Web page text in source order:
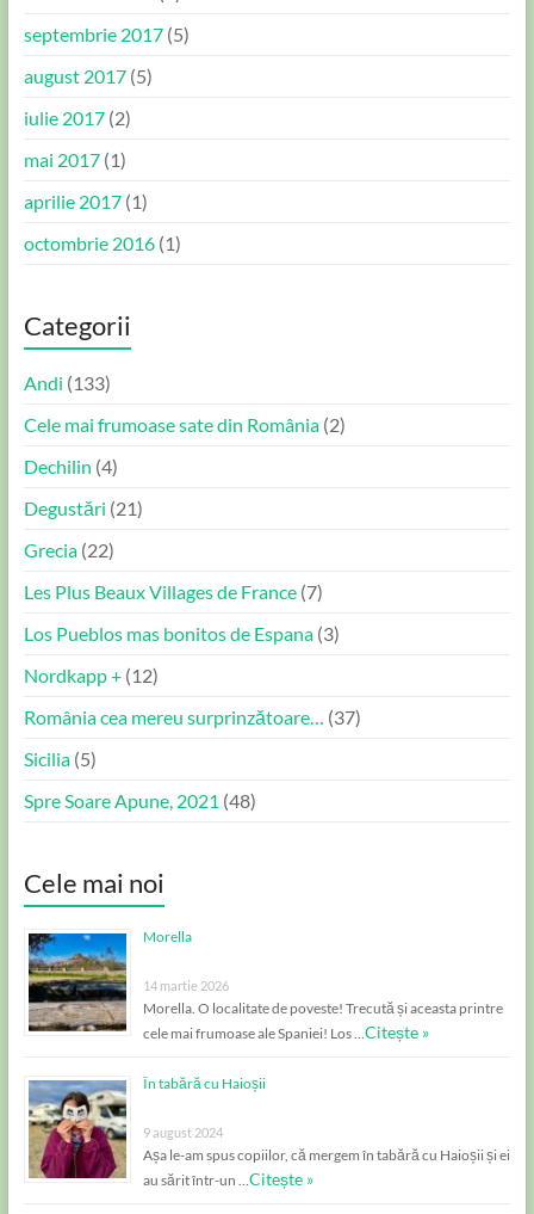
septembrie 2017(5)
august 2017(5)
iulie 2017(2)
mai 2017(1)
aprilie 2017(1)
octombrie 2016(1)
Categorii
Andi (133)
Cele mai frumoase sate din România(2)
Dechilin (4)
Degustări (21)
Grecia(22)
Les Plus Beaux Villages de France(7)
Los Pueblos mas bonitos de Espana(3)
Nordkapp +(12)
România cea mereu surprinzătoare…
(37)
Sicilia(5)
Spre Soare Apune, 2021 (48)
Cele mai noi
Morella
14 martie 2026
Morella. O localitate de poveste! Trecută și aceasta printre
cele mai frumoase ale Spaniei! Los … Citește »
În tabără cu Haioșii
9 august 2024
Așa le-am spus copiilor, că mergem în tabără cu Haioșii și ei
au sărit într-un … Citește »